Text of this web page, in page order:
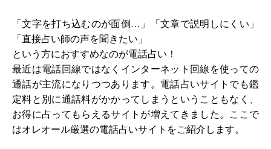
「文字を打ち込むのが面倒…」「文章で説明しにくい」
「直接占い師の声を聞きたい」
という方におすすめなのが電話占い！
最近は電話回線ではなくインターネット回線を使っての
通話が主流になりつつあります。電話占いサイトでも鑑
定料と別に通話料がかかってしまうということもなく、
お得に占ってもらえるサイトが増えてきました。ここで
はオレオール厳選の電話占いサイトをご紹介します。